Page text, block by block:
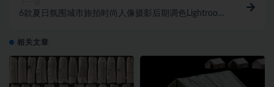
6款夏日氛围城市旅拍时尚人像摄影后期调色Lightroom
相关文章